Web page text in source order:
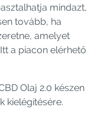
mindazt,
tovább, ha
amelyet
a piacon elérhető
Olaj 2.0 készen
kielégítésére.